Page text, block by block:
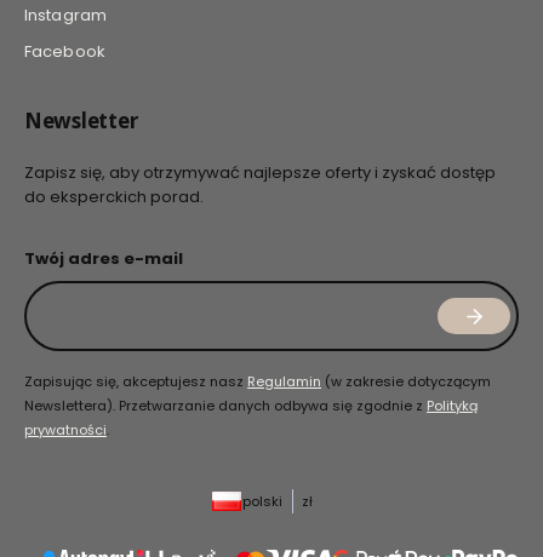
Instagram
Facebook
Newsletter
Zapisz się, aby otrzymywać najlepsze oferty i zyskać dostęp
do eksperckich porad.
Twój adres e-mail
Zapisując się, akceptujesz nasz Regulamin (w zakresie dotyczącym
Newslettera). Przetwarzanie danych odbywa się zgodnie z Polityką
prywatności.
polski zł